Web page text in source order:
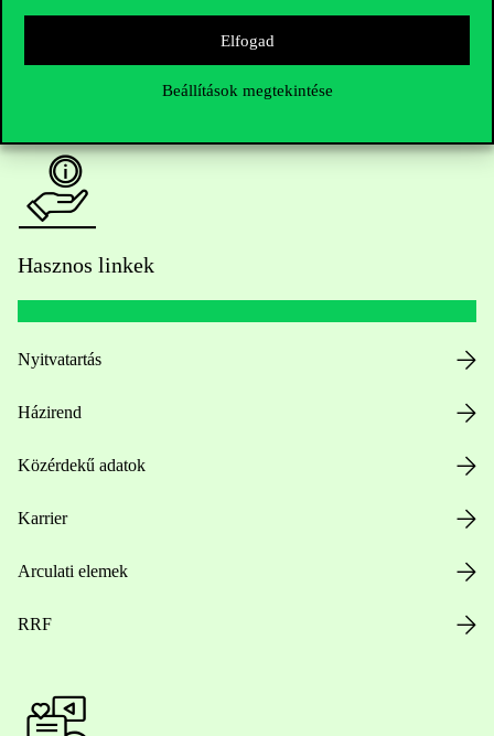
Elfogad
Beállítások megtekintése
press@uni-corvinus.hu
Hasznos linkek
Nyitvatartás
Házirend
Közérdekű adatok
Karrier
Arculati elemek
RRF